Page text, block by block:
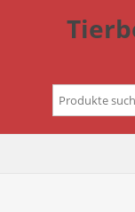
Suchen
nach: